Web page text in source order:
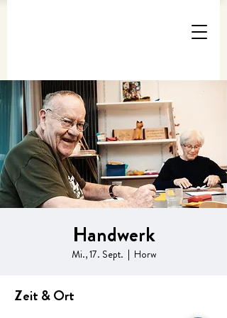
Handwerk
Mi., 17. Sept.
  |
Horw
Zeit & Ort